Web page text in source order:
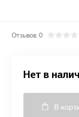
Отзывов: 0
Нет в
В